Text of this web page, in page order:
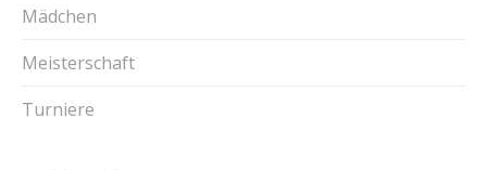
Mädchen
Meisterschaft
Turniere